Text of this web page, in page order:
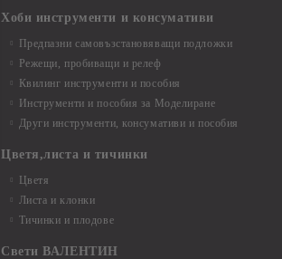
Хоби инструменти и консумативи
Предпазни самовъзстановяващи подложки
Режещи, пробиващи и релеф
Квилинг инструменти и пособия
Инструменти и пособия за Моделиране
Други инструменти, консумативи и пособия
Цветя,листа и тичинки
Цветя
Листа и клонки
Тичинки и плодове
Свети ВАЛЕНТИН